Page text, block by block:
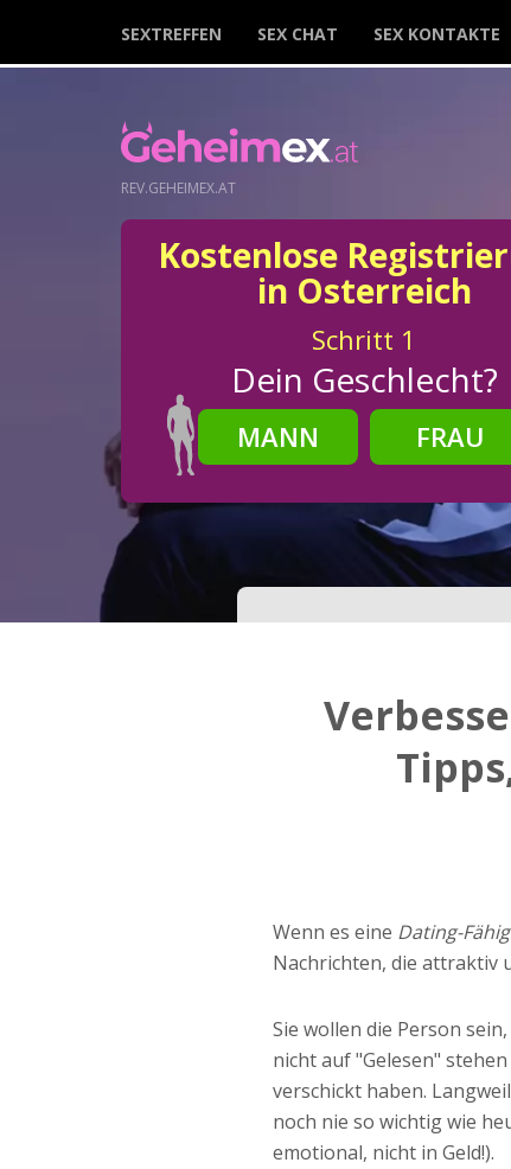
SEXTREFFEN SEX CHAT SEX KONTAKTE
REV.GEHEIMEX.AT
Kostenlose
in Osterreich
Schritt 1
Dein Geschlecht?
MANN
FRAU
Schritt2
Dein
Deine E-Mail?
JETZT ANMELDEN!
Wenn es eine Dating-
Nachrichten, die attraktiv
Sie wollen die Person
nicht auf "Gelesen"
verschickt haben.
noch nie so wichtig wie
emotional, nicht in Geld!).